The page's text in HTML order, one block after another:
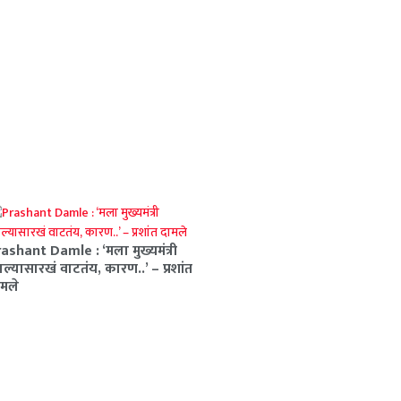
Damle : ‘मला मुख्यमंत्री
वाटतंय, कारण..’ – प्रशांत